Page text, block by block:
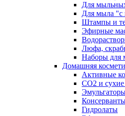
Для
Для мыла "с
Штампы и
Эфирные
Люфа,
Наборы для
Домашняя
Активные
СО2 и сухие
Гидролаты